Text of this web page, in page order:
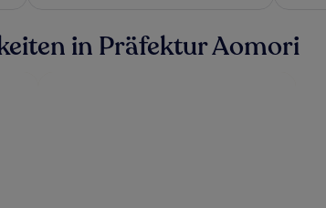
siehe
weitere
in Präfektur Aomori